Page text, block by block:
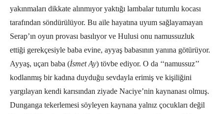
yakınmaları dikkate alınmıyor yaktığı lambalar tutumlu kocası
tarafından söndürülüyor. Bu aile hayatına uyum sağlayamayan
Serap’ın oyun provası basılıyor ve Hulusi onu namussuzluk
ettiği gerekçesiyle baba evine, ayyaş babasının yanına götürüyor.
Ayyaş, uçarı baba (İsmet Ay) tövbe ediyor. O da ‘‘namussuz’’
kodlanmış bir kadına duyduğu sevdayla erimiş ve kişiliğini
yargılayan kendi karısından ziyade Naciye’nin kaynanası olmuş.
Dunganga tekerlemesi söyleyen kaynana yalnız çocukları değil